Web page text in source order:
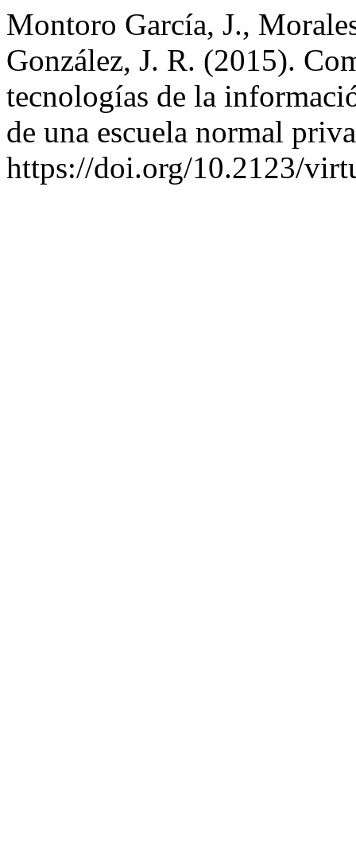
Montoro García, J.,
González, J. R. (2015).
tecnologías de la
de una escuela normal
https://doi.org/10.2123/